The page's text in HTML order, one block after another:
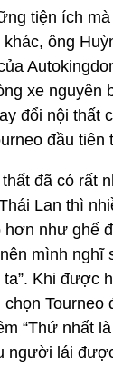
tiện ích
ông
xe nguyên
đổi nội thất
đầu tiên
thất đã có rất
Lan thì
hơn như ghế
mình nghĩ
Khi được
Tourneo
“Thứ nhất
người lái